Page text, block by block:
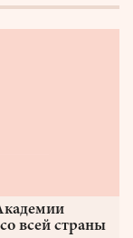
всей страны